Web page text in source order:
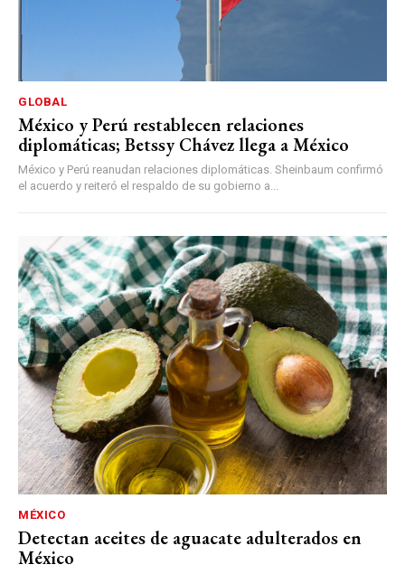
GLOBAL
México y Perú restablecen relaciones
diplomáticas; Betssy Chávez llega a México
México y Perú reanudan relaciones diplomáticas. Sheinbaum confirmó
el acuerdo y reiteró el respaldo de su gobierno a...
MÉXICO
Detectan aceites de aguacate adulterados en
México